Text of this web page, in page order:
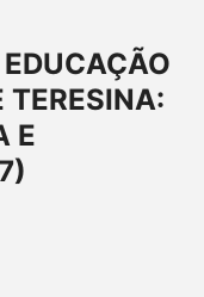
TERESINA:
E